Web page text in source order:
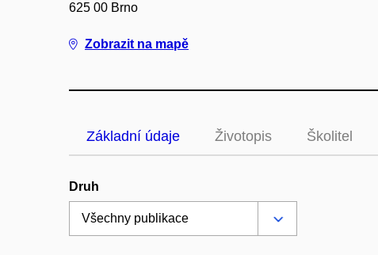
625 00 Brno
Zobrazit na mapě
Základní údaje Životopis Školitel
Druh